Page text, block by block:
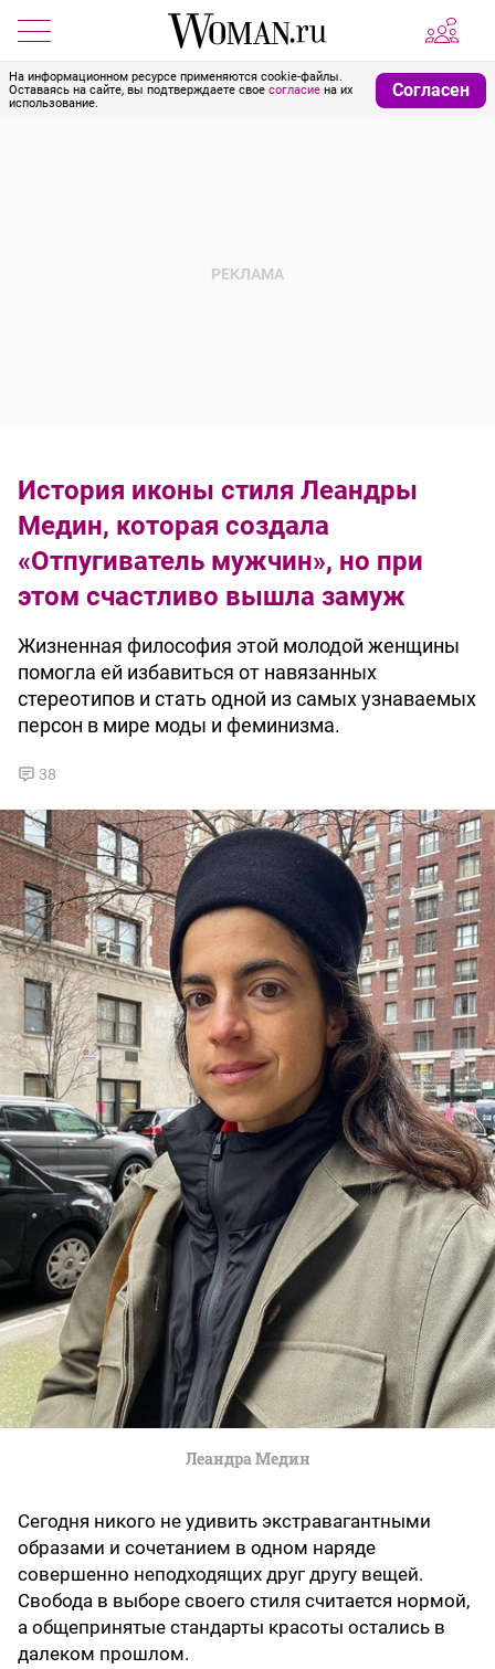
На информационном ресурсе применяются cookie-файлы.
Оставаясь на сайте, вы подтверждаете свое согласие на их
использование.
Согласен
История иконы стиля Леандры
Медин, которая создала
«Отпугиватель мужчин», но при
этом счастливо вышла замуж
Жизненная философия этой молодой женщины
помогла ей избавиться от навязанных
стереотипов и стать одной из самых узнаваемых
персон в мире моды и феминизма.
38
Леандра Медин
Сегодня никого не удивить экстравагантными
образами и сочетанием в одном наряде
совершенно неподходящих друг другу вещей.
Свобода в выборе своего стиля считается нормой,
а общепринятые стандарты красоты остались в
далеком прошлом.